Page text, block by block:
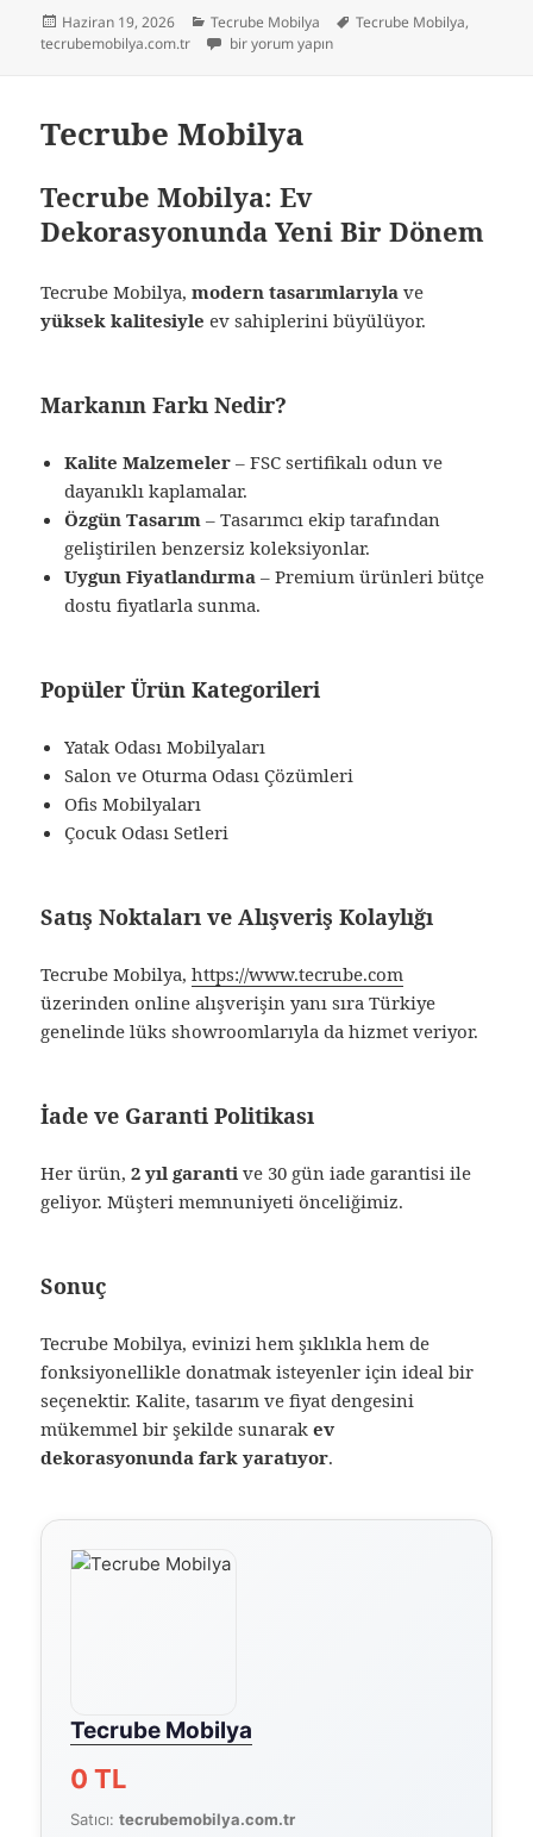
Yayın
tarihi
Haziran 19, 2026 Kategoriler
Tecrube Mobilya Etiketler
Tecrube Mobilya,
tecrubemobilya.com.tr
Tecrube Mobilya için
bir yorum yapın
Tecrube Mobilya
Tecrube Mobilya: Ev
Dekorasyonunda Yeni Bir Dönem
Tecrube Mobilya,modern tasarımlarıyla ve
yüksek kalitesiyle ev sahiplerini büyülüyor.
Markanın Farkı Nedir?
Kalite Malzemeler – FSC sertifikalı odun ve
dayanıklı kaplamalar.
Özgün Tasarım – Tasarımcı ekip tarafından
geliştirilen benzersiz koleksiyonlar.
Uygun Fiyatlandırma – Premium ürünleri bütçe
dostu fiyatlarla sunma.
Popüler Ürün Kategorileri
Yatak Odası Mobilyaları
Salon ve Oturma Odası Çözümleri
Ofis Mobilyaları
Çocuk Odası Setleri
Satış Noktaları ve Alışveriş Kolaylığı
Tecrube Mobilya,https://www.tecrube.com
üzerinden online alışverişin yanı sıra Türkiye
genelinde lüks showroomlarıyla da hizmet veriyor.
İade ve Garanti Politikası
Her ürün,2 yıl garanti ve 30 gün iade garantisi ile
geliyor. Müşteri memnuniyeti önceliğimiz.
Sonuç
Tecrube Mobilya, evinizi hem şıklıkla hem de
fonksiyonellikle donatmak isteyenler için ideal bir
seçenektir. Kalite, tasarım ve fiyat dengesini
mükemmel bir şekilde sunarakev
dekorasyonunda fark yaratıyor.
Tecrube Mobilya
0 TL
Satıcı:tecrubemobilya.com.tr